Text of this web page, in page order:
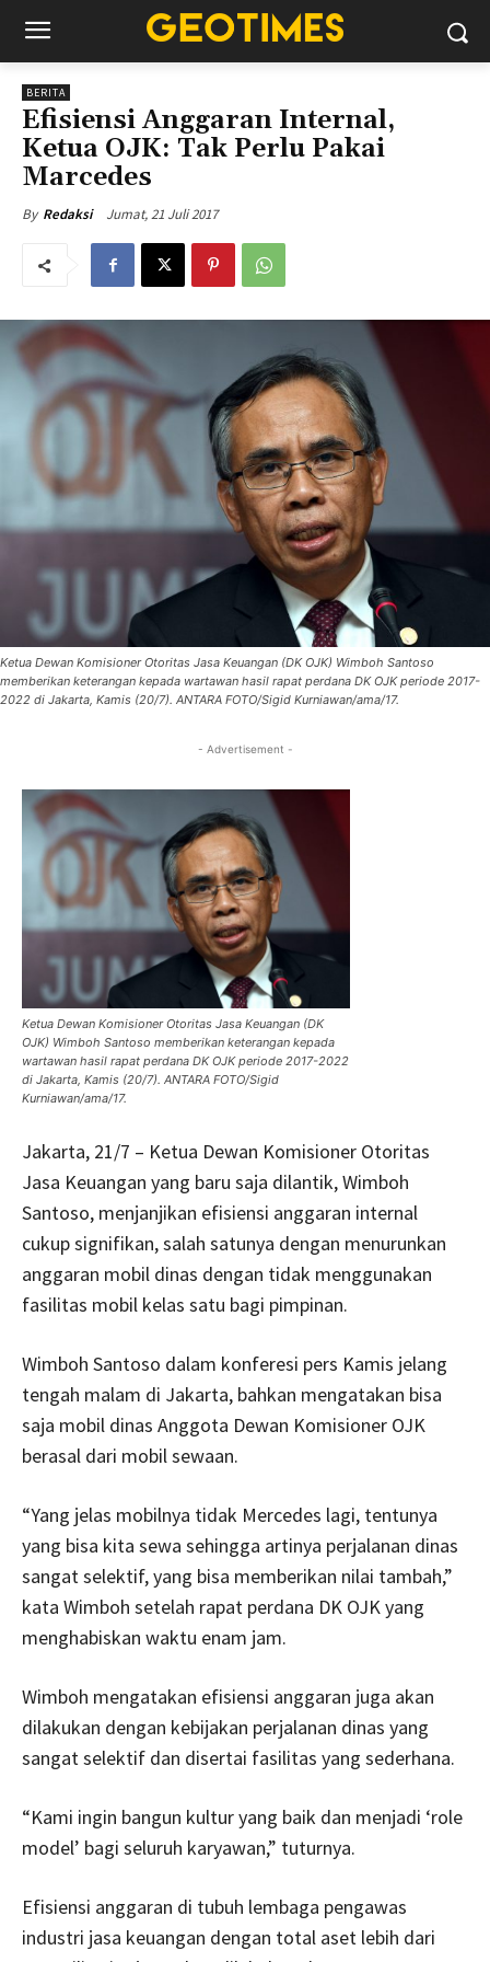
BERITA
Efisiensi Anggaran Internal,
Ketua OJK: Tak Perlu Pakai
Marcedes
By Redaksi Jumat, 21 Juli 2017
Ketua Dewan Komisioner Otoritas Jasa Keuangan (DK OJK) Wimboh Santoso
memberikan keterangan kepada wartawan hasil rapat perdana DK OJK periode 2017-
2022 di Jakarta, Kamis (20/7). ANTARA FOTO/Sigid Kurniawan/ama/17.
- Advertisement -
Ketua Dewan Komisioner Otoritas Jasa Keuangan (DK
OJK) Wimboh Santoso memberikan keterangan kepada
wartawan hasil rapat perdana DK OJK periode 2017-2022
di Jakarta, Kamis (20/7). ANTARA FOTO/Sigid
Kurniawan/ama/17.
Jakarta, 21/7 – Ketua Dewan Komisioner Otoritas
Jasa Keuangan yang baru saja dilantik, Wimboh
Santoso, menjanjikan efisiensi anggaran internal
cukup signifikan, salah satunya dengan menurunkan
anggaran mobil dinas dengan tidak menggunakan
fasilitas mobil kelas satu bagi pimpinan.
Wimboh Santoso dalam konferesi pers Kamis jelang
tengah malam di Jakarta, bahkan mengatakan bisa
saja mobil dinas Anggota Dewan Komisioner OJK
berasal dari mobil sewaan.
“Yang jelas mobilnya tidak Mercedes lagi, tentunya
yang bisa kita sewa sehingga artinya perjalanan dinas
sangat selektif, yang bisa memberikan nilai tambah,”
kata Wimboh setelah rapat perdana DK OJK yang
menghabiskan waktu enam jam.
Wimboh mengatakan efisiensi anggaran juga akan
dilakukan dengan kebijakan perjalanan dinas yang
sangat selektif dan disertai fasilitas yang sederhana.
“Kami ingin bangun kultur yang baik dan menjadi ‘role
model’ bagi seluruh karyawan,” tuturnya.
Efisiensi anggaran di tubuh lembaga pengawas
industri jasa keuangan dengan total aset lebih dari